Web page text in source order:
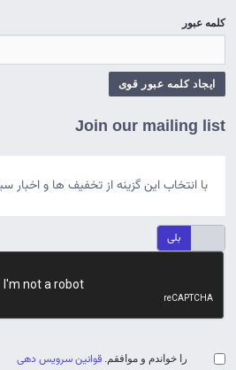
کلمه عبور
ایجاد کلمه عبور قوی
Join our mailing list
با انتخاب این گزینه از تخفیف ها و
بلی
را خواندم و موافقم. قوانین سرویس دهی